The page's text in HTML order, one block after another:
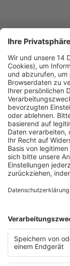
Fachmedien
Ein Fachbereich
dfv
Mainzer Landstr.
60326
E-Mail:
Web:https://
AGB
Genderhinweis
Cookie-